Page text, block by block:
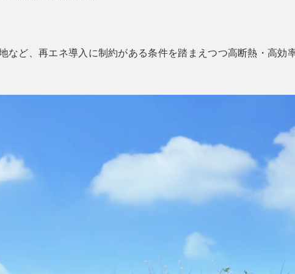
など、再エネ導入に制約がある条件を踏まえつつ高断熱・高効